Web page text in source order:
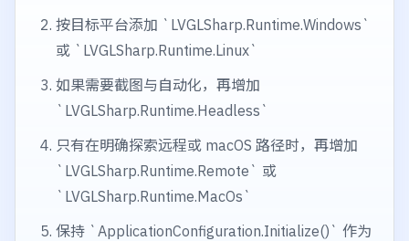
按目标平台添加 `LVGLSharp.Runtime.Windows`
或 `LVGLSharp.Runtime.Linux`
如果需要截图与自动化，再增加
`LVGLSharp.Runtime.Headless`
只有在明确探索远程或 macOS 路径时，再增加
`LVGLSharp.Runtime.Remote` 或
`LVGLSharp.Runtime.MacOs`
保持 `ApplicationConfiguration.Initialize()` 作为